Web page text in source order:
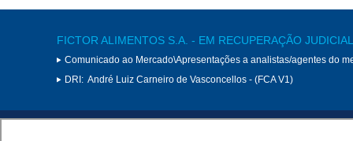
FICTOR ALIMENTOS S.A. - EM RECUPERAÇÃO JUDICIAL
Comunicado ao Mercado\Apresentações a analistas/agentes do
DRI: André Luiz Carneiro de Vasconcellos - (FCA V1)